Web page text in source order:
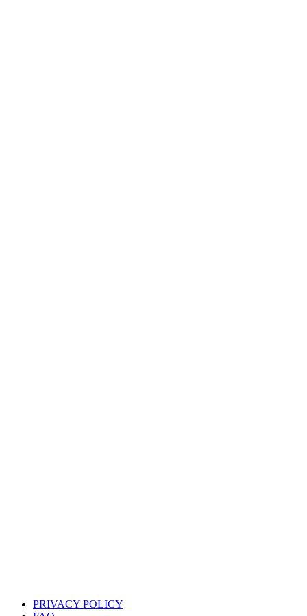
PRIVACY POLICY